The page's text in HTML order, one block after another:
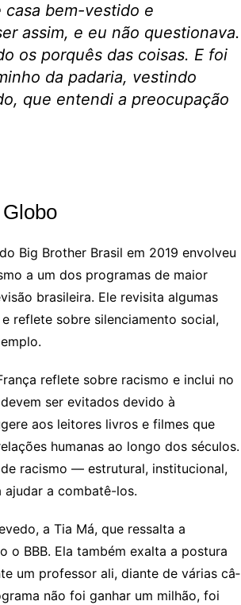
casa bem-vestido e
assim, e eu não questionava.
os porquês das coisas. E foi
da padaria, vestindo
que entendi a preocupação
Big Brother Brasil em 2019 envolveu
a um dos programas de maior
brasileira. Ele revisita algumas
reflete sobre silenciamento social,
reflete sobre racismo e inclui no
ser evitados devido à
aos leitores livros e filmes que
humanas ao longo dos séculos.
racismo — estrutural, institucional,
a combatê-los.
a Tia Má, que ressalta a
BBB. Ela também exalta a postura
um professor ali, diante de várias câ­
não foi ganhar um milhão, foi